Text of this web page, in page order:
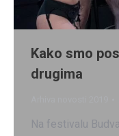
Kako smo
drugima
Na festivalu